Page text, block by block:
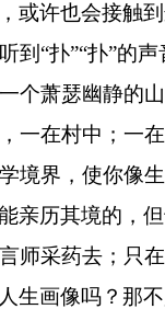
或许也会接触
到 “扑”“扑”的
个萧瑟幽静的
一在村中；一
境界，使你像
亲历其境的，
师采药去；只
生画像吗？那